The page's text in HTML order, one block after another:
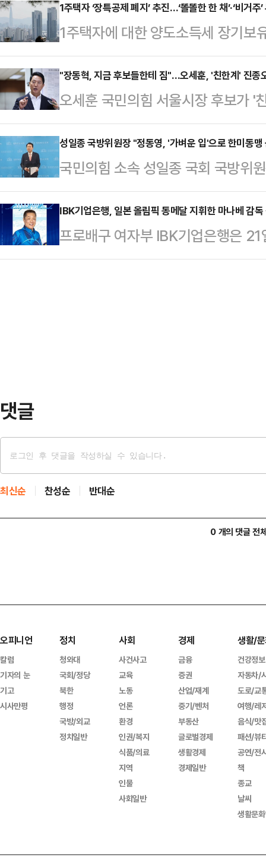
증)가 포함된 것으로 확인됐다. 삼
될 경우 발생할 수 있는 경제적·물
측은 과거 삼성전자 기흥·평택 공
장 화재 사례 등을 증거로 제출하며
원에서 수조원의 피해가 발생한다
함께 제출해 이번…
1주택자 ‘장특공제 폐지’ 추진…‘똘똘한 한 채’·‘비거주
1주택자에 대한 양도소득세 장기보
하는 방안이 정부와 여권을 중심으
울 핵심 지역의 ‘똘똘한 한 채’ 현
자에게까지 세제 혜택을 부여하는
다.다만 1주택자에 대한 양도세 부
축을 초래할 수 있다는 우려도 동
“단기 차익 투기 수요와 무관”21일
에 대한 장특공제 등 세제…
"장동혁, 지금 후보들한테 짐"…오세훈, '친한계' 진종
오세훈 국민의힘 서울시장 후보가 '
동혁 대표가 진상조사를 지시하자 "
다"고 지적했다.오세훈 후보는 21
보들은 당이 통합적인 노선을 걷길
입장을 취해야 선거에 도움 되지 않
의힘 최고위원회에선 진 의원이 비
북구에 거처를 마련한 것에 대해 신
다. 이에 장 대…
성일종 국방위원장 "정동영, '가벼운 입'으로 한미동
국민의힘 소속 성일종 국회 국방위
북도 구성시를 언급해 논란을 일으
만이 한미동맹 균열에 책임지는 유
위원장은 21일 국회 소통관에서 기
안보 공조 체계에 심각한 경고등이
IBK기업은행, 일본 올림픽 동메달 지휘한 마나베 감독
프로배구 여자부 IBK기업은행은
자 마나베 마사요시 감독을 신임 감
댓글
최신순 찬성순 반대순
0 개의 댓글 전
오피니언
칼럼
기자의 눈
기고
시사만평
정치
청와대
국회/정당
북한
행정
국방/외교
정치일반
사회
사건사고
교육
노동
언론
환경
인권/복지
식품/의료
지역
인물
사회일반
경제
금융
증권
산업/재계
중기/벤처
부동산
글로벌경제
생활경제
경제일반
생활/
건강정보
자동차/
도로/교
여행/레
음식/맛
패션/뷰
공연/전
책
종교
날씨
생활문